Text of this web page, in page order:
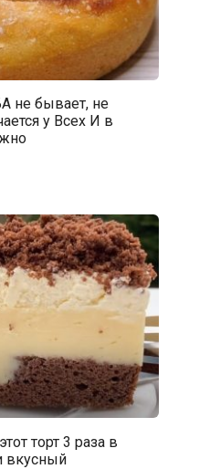
не бывает, не
у Всех И в
торт 3 раза в
вкусный